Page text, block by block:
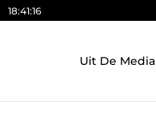
18:41:18
Uit De Media